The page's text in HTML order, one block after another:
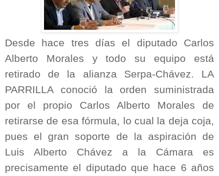
Desde hace tres días el diputado Carlos
Alberto Morales y todo su equipo está
retirado de la alianza Serpa-Chávez. LA
PARRILLA conoció la orden suministrada
por el propio Carlos Alberto Morales de
retirarse de esa fórmula, lo cual la deja coja,
pues el gran soporte de la aspiración de
Luis Alberto Chávez a la Cámara es
precisamente el diputado que hace 6 años